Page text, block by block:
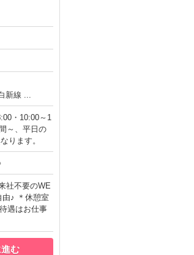
新線 ...
・10:00～1
～、平日の
ります。
社不要のWE
♪ ＊休憩室
遇はお仕事
む